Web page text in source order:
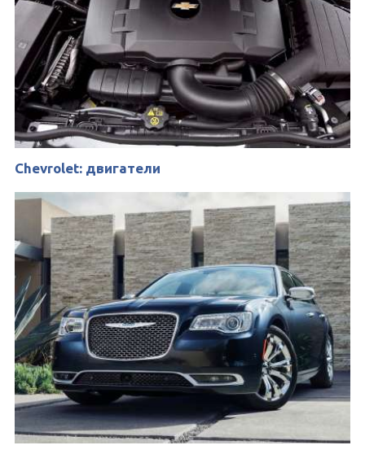
Chevrolet: двигатели